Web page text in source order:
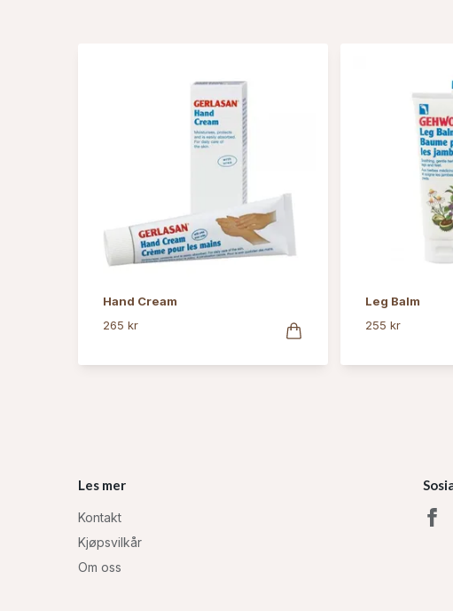
Hand Cream
265 kr
Leg Balm
255 kr
Les mer
Kontakt
Kjøpsvilkår
Om oss